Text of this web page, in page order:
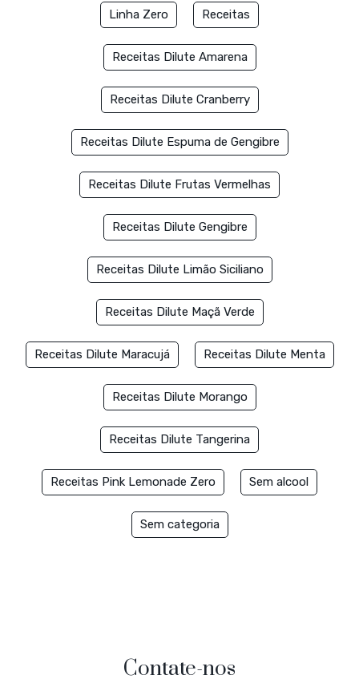
Linha Zero Receitas
Receitas Dilute Amarena
Receitas Dilute Cranberry
Receitas Dilute Espuma de Gengibre
Receitas Dilute Frutas Vermelhas
Receitas Dilute Gengibre
Receitas Dilute Limão Siciliano
Receitas Dilute Maçã Verde
Receitas Dilute Maracujá Receitas Dilute Menta
Receitas Dilute Morango
Receitas Dilute Tangerina
Receitas Pink Lemonade Zero Sem alcool
Sem categoria
Contate-nos